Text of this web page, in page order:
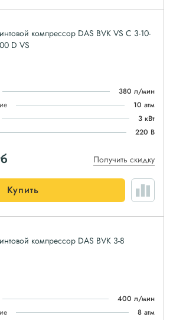
компрессор DAS BVK VS C 3-10-
D VS
380 л/мин
10 атм
3 кВт
220 В
Получить скидку
Купить
компрессор DAS BVK 3-8
400 л/мин
8 атм